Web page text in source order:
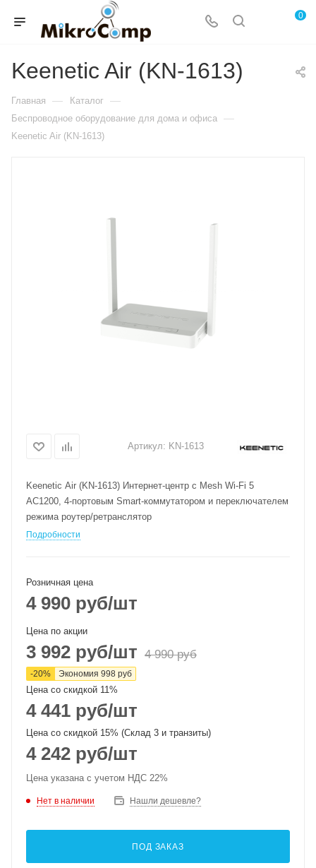
0
Keenetic Air (KN-1613)
Главная — Каталог —
Беспроводное оборудование для дома и офиса —
Keenetic Air (KN-1613)
Артикул: KN-1613
Keenetic Air (KN-1613) Интернет-центр с Mesh Wi-Fi 5
AC1200, 4-портовым Smart-коммутатором и переключателем
режима роутер/ретранслятор
Подробности
Розничная цена
4 990 руб/шт
Цена по акции
3 992 руб/шт 4 990руб
-20% Экономия 998 руб
Цена со скидкой 11%
4 441 руб/шт
Цена со скидкой 15% (Склад 3 и транзиты)
4 242 руб/шт
Цена указана с учетом НДС 22%
Нет в наличии Нашли дешевле?
ПОД ЗАКАЗ